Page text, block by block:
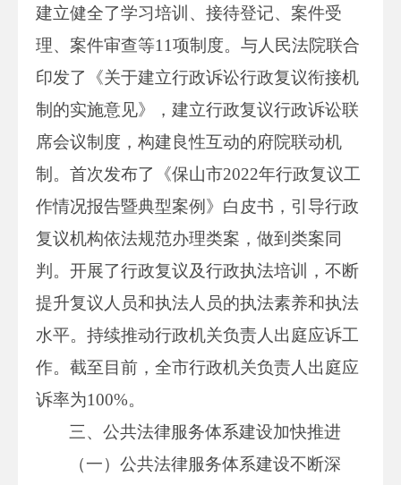
建立健全了学习培训、接待登记、案件受
理、案件审查等11项制度。与人民法院联合
印发了《关于建立行政诉讼行政复议衔接机
制的实施意见》，建立行政复议行政诉讼联
席会议制度，构建良性互动的府院联动机
制。首次发布了《保山市2022年行政复议工
作情况报告暨典型案例》白皮书，引导行政
复议机构依法规范办理类案，做到类案同
判。开展了行政复议及行政执法培训，不断
提升复议人员和执法人员的执法素养和执法
水平。持续推动行政机关负责人出庭应诉工
作。截至目前，全市行政机关负责人出庭应
诉率为100%。
三、公共法律服务体系建设加快推进
（一）公共法律服务体系建设不断深